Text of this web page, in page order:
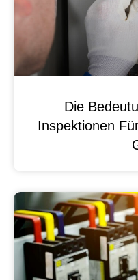
Die
Inspektionen